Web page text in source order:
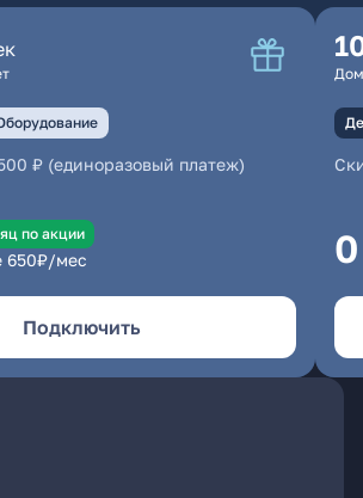
₽ (единоразовый платеж)
по акции
650₽/мес
Подключить
0